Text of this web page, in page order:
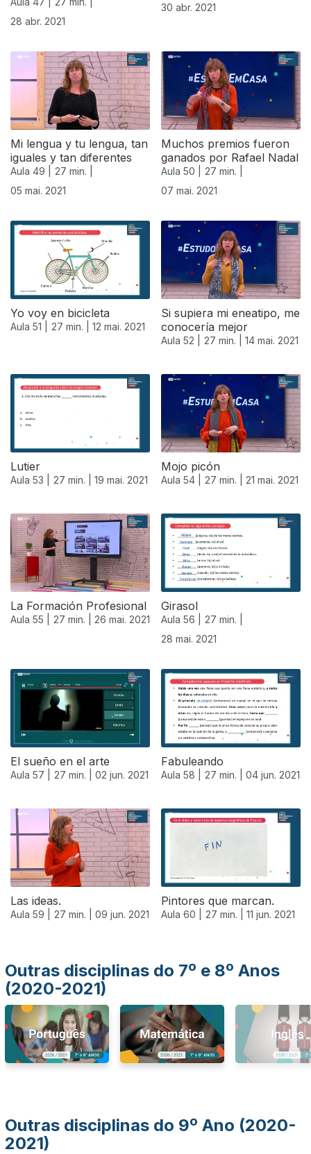
28 abr. 2021
30 abr. 2021
Mi lengua y tu lengua, tan
iguales y tan diferentes
Aula 49 |
27 min. |
05 mai. 2021
Muchos premios fueron
ganados por Rafael Nadal
Aula 50 |
27 min. |
07 mai. 2021
Yo voy en bicicleta
Aula 51 | 27 min. | 12 mai. 2021
Si supiera mi eneatipo, me
conocería mejor
Aula 52 | 27 min. | 14 mai. 2021
Lutier
Aula 53 | 27 min. | 19 mai. 2021
Mojo picón
Aula 54 | 27 min. | 21 mai. 2021
La Formación Profesional
Aula 55 | 27 min. | 26 mai. 2021
Girasol
Aula 56 |
27 min. |
28 mai. 2021
El sueño en el arte
Aula 57 | 27 min. | 02 jun. 2021
Fabuleando
Aula 58 | 27 min. | 04 jun. 2021
Las ideas.
Aula 59 | 27 min. | 09 jun. 2021
Pintores que marcan.
Aula 60 | 27 min. | 11 jun. 2021
550560
Outras disciplinas do 7º e 8º Anos
(2020-2021)
Outras disciplinas do 9º Ano (2020-
2021)